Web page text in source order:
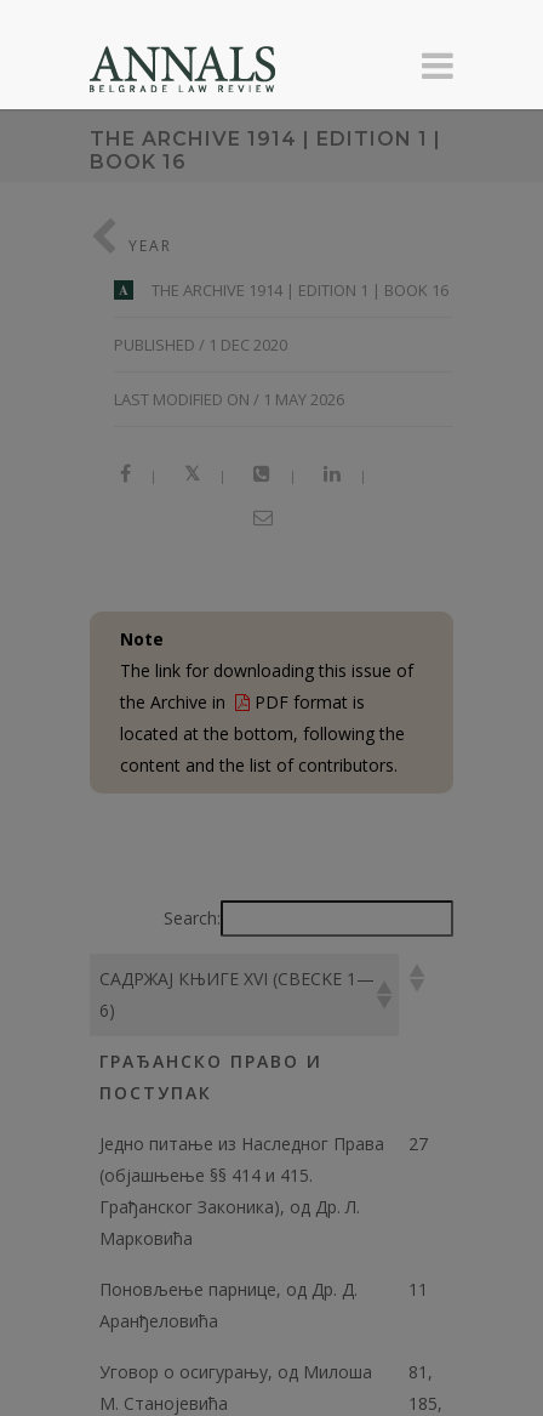
THE ARCHIVE 1914 | EDITION 1 |
BOOK 16
YEAR
A THE ARCHIVE 1914 | EDITION 1 | BOOK 16
PUBLISHED / 1 DEC 2020
LAST MODIFIED ON / 1 MAY 2026
| | | |
Note
The link for downloading this issue of
the Archive in
PDF format is
located at the bottom, following the
content and the list of contributors.
Search:
САДРЖАЈ КЊИГЕ XVI (СBEСKE 1—
6)
ГРАЂАНСКО ПРАВО И
ПОСТУПАК
Једно питање из Наследног Права
(објашњење §§ 414 и 415.
Грађанског Законика), од Др. Л.
Марковића
27
Поновљење парнице, од Др. Д.
Аранђеловића
11
Уговор о осигурању, од Милоша
М. Станојевића
81,
185,